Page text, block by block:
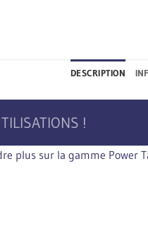
DESCRIPTION
!
plus sur la gamme Power